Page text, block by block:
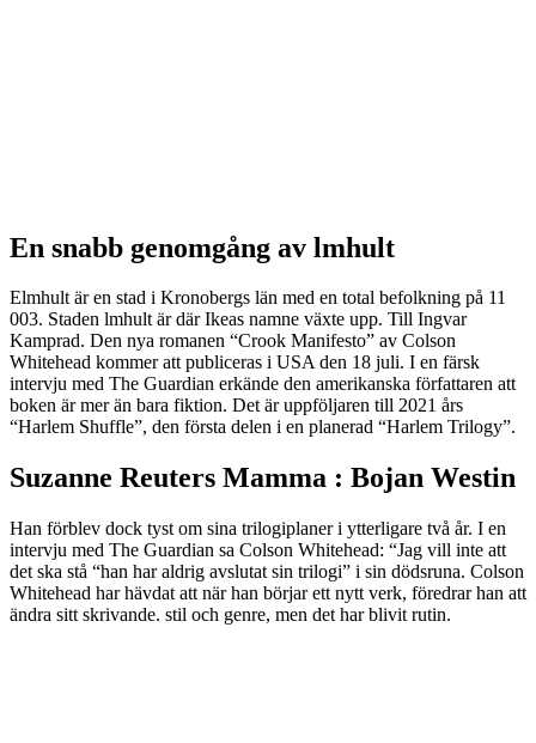
En snabb genomgång av lmhult
Elmhult är en stad i Kronobergs län med en total befolkning på 11
003. Staden lmhult är där Ikeas namne växte upp. Till Ingvar
Kamprad. Den nya romanen “Crook Manifesto” av Colson
Whitehead kommer att publiceras i USA den 18 juli. I en färsk
intervju med The Guardian erkände den amerikanska författaren att
boken är mer än bara fiktion. Det är uppföljaren till 2021 års
“Harlem Shuffle”, den första delen i en planerad “Harlem Trilogy”.
Suzanne Reuters Mamma : Bojan Westin
Han förblev dock tyst om sina trilogiplaner i ytterligare två år. I en
intervju med The Guardian sa Colson Whitehead: “Jag vill inte att
det ska stå “han har aldrig avslutat sin trilogi” i sin dödsruna. Colson
Whitehead har hävdat att när han börjar ett nytt verk, föredrar han att
ändra sitt skrivande. stil och genre, men det har blivit rutin.